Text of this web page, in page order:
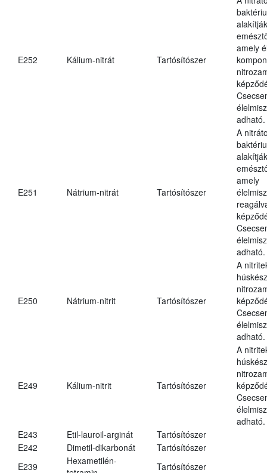
E252 Kálium-nitrát Tartósítószer
amely
adható.
E251 Nátrium-nitrát Tartósítószer
A
amely
adható.
E250 Nátrium-nitrit Tartósítószer
A
adható.
E249 Kálium-nitrit Tartósítószer
A
adható.
E243
Etil-lauroil-arginát
Tartósítószer
E242
Dimetil-dikarbonát
Tartósítószer
E239
Hexametilén-
Tartósítószer